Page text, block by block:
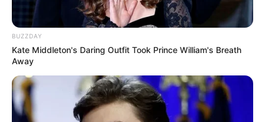
BUZZDAY
Kate Middleton's Daring Outfit Took Prince William's Breath
Away